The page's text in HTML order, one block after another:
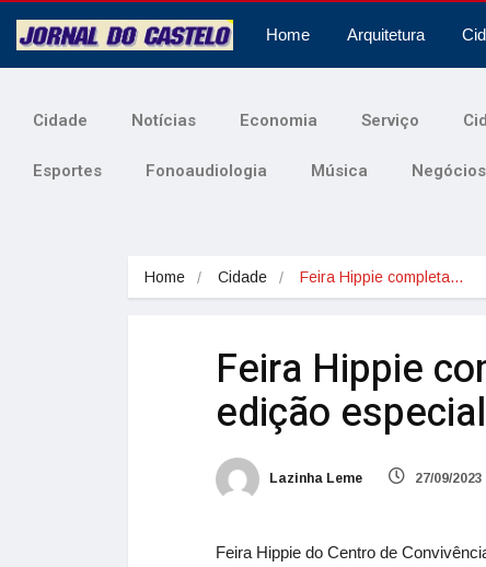
Home Arquitetura
Cidade Notícias Economia Serviço
Esportes Fonoaudiologia Música Negócios
Home Cidade Feira Hippie completa…
Feira Hippie
edição
Lazinha Leme 27/09/2023
Feira Hippie do Centro de